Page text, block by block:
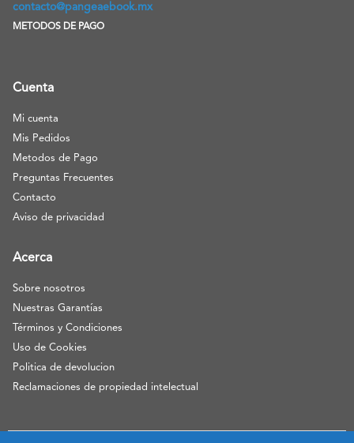
contacto@pangeaebook.mx
METODOS DE PAGO
Cuenta
Mi cuenta
Mis Pedidos
Metodos de Pago
Preguntas Frecuentes
Contacto
Aviso de privacidad
Acerca
Sobre nosotros
Nuestras Garantías
Términos y Condiciones
Uso de Cookies
Politica de devolucion
Reclamaciones de propiedad intelectual